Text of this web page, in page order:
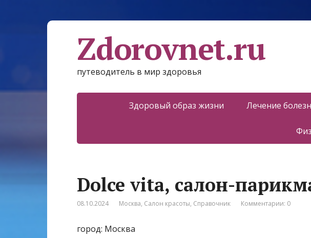
Zdorovnet.ru
путеводитель в мир здоровья
Здоровый образ жизни Лечение
Dolce vita, салон-
08.10.2024 Москва, Салон красоты, Справочник Комментарии: 0
город: Москва